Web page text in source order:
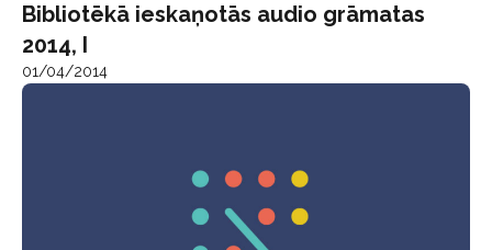
Bibliotēkā ieskaņotās audio grāmatas
2014, I
01/04/2014